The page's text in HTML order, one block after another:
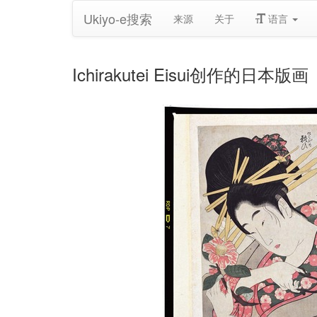
Ukiyo-e搜索 来源 关于 语言
Ichirakutei Eisui创作的日本版画